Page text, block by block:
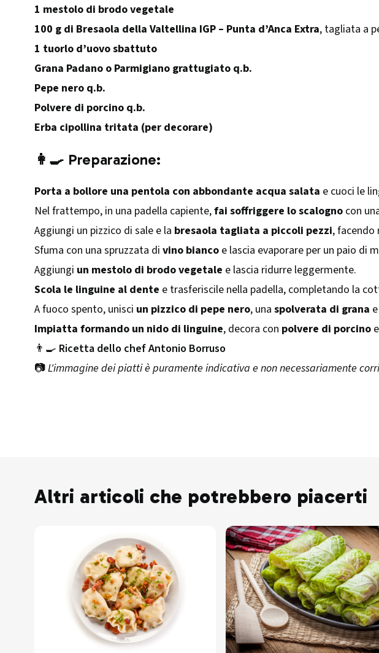
1 mestolo di brodo vegetale
100 g di Bresaola della Valtellina IGP – Punta d’Anca Extra, tagliata a
1 tuorlo d’uovo sbattuto
Grana Padano o Parmigiano grattugiato q.b.
Pepe nero q.b.
Polvere di porcino q.b.
Erba cipollina tritata (per decorare)
👩‍🍳 Preparazione:
Porta a bollore una pentola con abbondante acqua salata e cuoci le
Nel frattempo, in una padella capiente,fai soffriggere lo scalogno con
Aggiungi un pizzico di sale e la bresaola tagliata a piccoli pezzi, facendo
Sfuma con una spruzzata di vino bianco e lascia evaporare per un paio di
Aggiungi un mestolo di brodo vegetale e lascia ridurre leggermente.
Scola le linguine al dente e trasferiscile nella padella, completando la
A fuoco spento, unisci un pizzico di pepe nero, una spolverata di grana
Impiatta formando un nido di linguine, decora con polvere di porcino
👨‍🍳 Ricetta dello chef Antonio Borruso
📷L'immagine dei piatti è puramente indicativa e non necessariamente
Altri articoli che potrebbero piacerti